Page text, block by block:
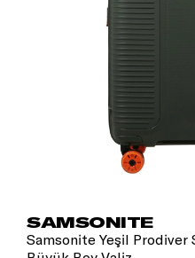
SAMSONITE
Samsonite Yeşil